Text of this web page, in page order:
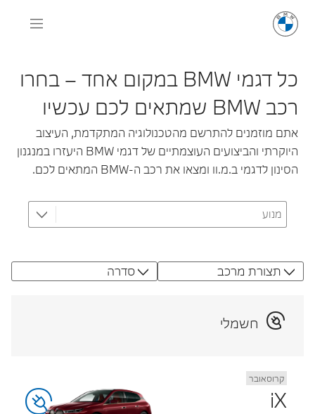
כל דגמי BMW במקום אחד – בחרו
רכב BMW שמתאים לכם עכשיו
אתם מוזמנים להתרשם מהטכנולוגיה המתקדמת, העיצוב
היוקרתי והביצועים העוצמתיים של דגמי BMW היעזרו במנגנון
הסינון לדגמי ב.מ.וו ומצאו את רכב ה-BMW המתאים לכם.
תצורת מרכב סדרה
חשמלי
קרוסאובר
iX